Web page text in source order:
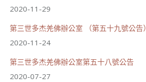
2020-11-29
第三世多杰羌佛辦公室 （第五十九號公告）
2020-11-24
第三世多杰羌佛辦公室第五十八號公告
2020-07-27